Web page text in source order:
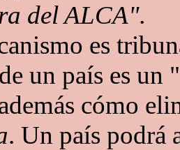
del ALCA".
es
un país es un
cómo
. Un país podrá